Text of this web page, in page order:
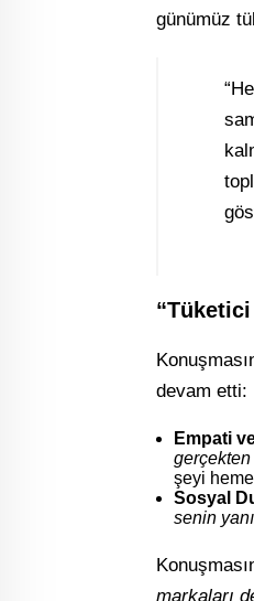
günümüz
“Tüketici
devam etti:
Empati
gerçekten
şeyi
Sosyal
senin
markaları